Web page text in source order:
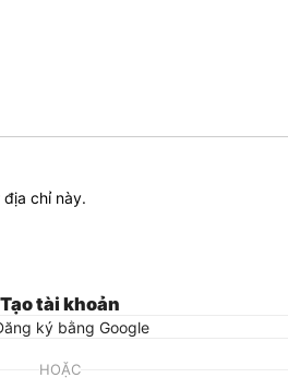
chỉ này.
Tạo tài khoản
ký bằng Google
HOẶC